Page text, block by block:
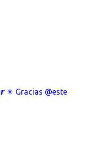
✴️ Gracias @este